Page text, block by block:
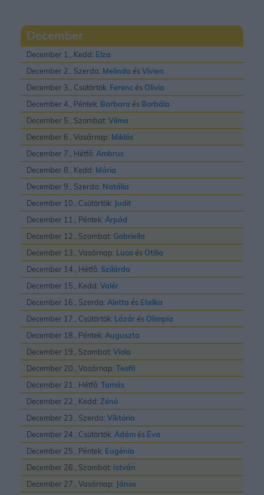
December
December 1., Kedd: Elza
December 2., Szerda: Melinda ésVivien
December 3., Csütörtök: Ferenc és Olivia
December 4., Péntek: Barbara és Borbála
December 5., Szombat: Vilma
December 6., Vasárnap: Miklós
December 7., Hétfő: Ambrus
December 8., Kedd: Mária
December 9., Szerda: Natália
December 10., Csütörtök: Judit
December 11., Péntek: Árpád
December 12., Szombat: Gabriella
December 13., Vasárnap: Luca és Otilia
December 14., Hétfő: Szilárda
December 15., Kedd: Valér
December 16., Szerda: Aletta és Etelka
December 17., Csütörtök: Lázár és Olimpia
December 18., Péntek: Auguszta
December 19., Szombat: Viola
December 20., Vasárnap: Teofil
December 21., Hétfő: Tamás
December 22., Kedd: Zénó
December 23., Szerda: Viktória
December 24., Csütörtök: Ádám és Éva
December 25., Péntek: Eugénia
December 26., Szombat: István
December 27., Vasárnap: János